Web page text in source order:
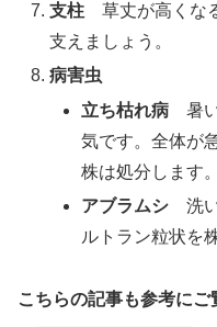
支柱 草丈が高くな
支えましょう。
病害虫
立ち枯れ病 暑
気です。全体が
株は処分します。
アブラムシ 洗
ルトラン粒状を
こちらの記事も参考にご